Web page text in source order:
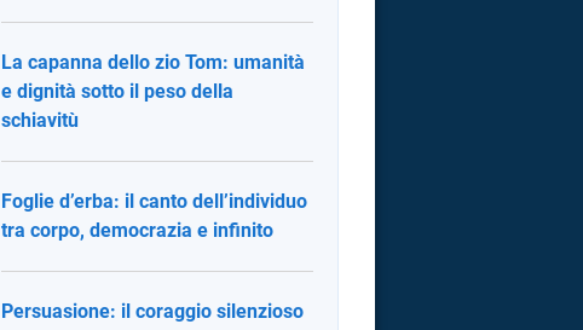
La capanna dello zio Tom: umanità
e dignità sotto il peso della
schiavitù
Foglie d’erba: il canto dell’individuo
tra corpo, democrazia e infinito
Persuasione: il coraggio silenzioso